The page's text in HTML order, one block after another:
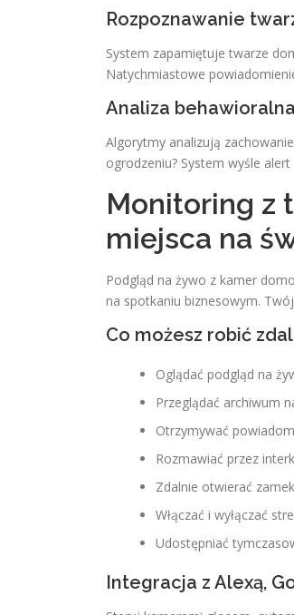
Rozpoznawanie
System zapamiętuje twarze
Natychmiastowe
Analiza
Algorytmy analizują
ogrodzeniu? System wyśle
Monitoring z
miejsca na
Podgląd na żywo z kamer
na spotkaniu biznesowym.
Co możesz robić
Oglądać podgląd na
Przeglądać archiwum
Otrzymywać
Rozmawiać przez
Zdalnie otwierać
Włączać i wyłączać
Udostępniać
Integracja z Alexą,